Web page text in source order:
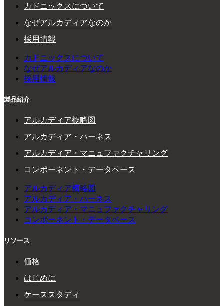
カドニックスについて
なぜアルカディアなのか
採用情報
カドニックスについて
なぜアルカディアなのか
採用情報
製品紹介
アルカディア概略図
アルカディア・ハーネス
アルカディア・マニュファクチャリング
コンポーネント・データベース
アルカディア概略図
アルカディア・ハーネス
アルカディア・マニュファクチャリング
コンポーネント・データベース
リソース
価格
はじめに
ケーススタディ